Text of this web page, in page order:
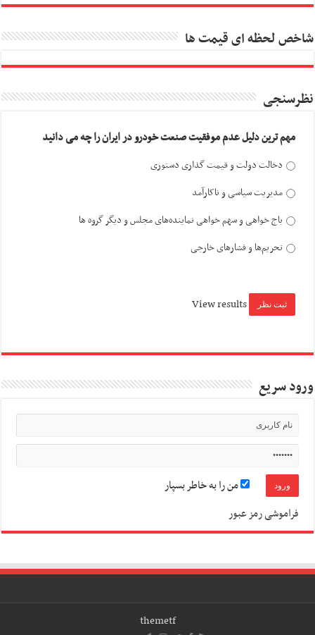
شاخص لحظه ای قیمت ها
نظرسنجی
مهم ترین دلیل عدم موفقیت صنعت خودرو در ایران را چه می دانید
دخالت دولت و قیمت گذاری دستوری
مدیریت سیاسی و ناکارآمد
باج خواهی و سهم خواهی نماینده‌های مجلس و دیگر گروه ها
تحریم‌ها و فشارهای خارجی
View results
ورود سریع
من را به خاطر بسپار
فراموشی رمز عبور
themetf